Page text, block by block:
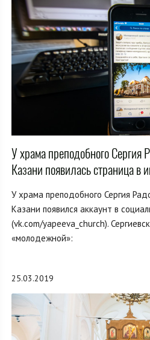
У храма преподобного Сергия
Казани появилась страница в
У храма преподобного Сергия
Казани появился аккаунт в
(vk.com/yapeeva_church).
«молодежной»:
25.03.2019